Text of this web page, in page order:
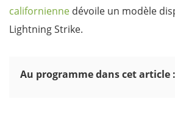
californienne dévoile un modèle
Lightning Strike.
Au programme dans cet article :